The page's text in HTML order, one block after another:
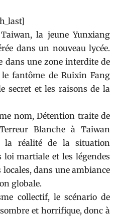
la jeune Yunxiang
dans un nouveau lycée.
dans une zone interdite de
fantôme de Ruixin Fang
secret et les raisons de la
nom, Détention traite de
Blanche à Taiwan
la réalité de la situation
loi martiale et les légendes
dans une ambiance
globale.
collectif, le scénario de
et horrifique, donc à